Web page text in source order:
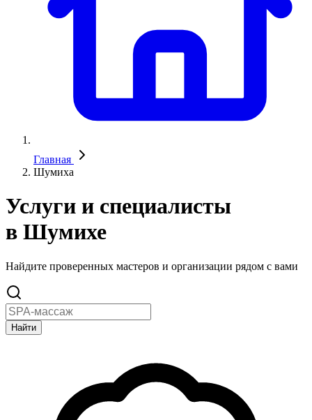
Главная
Шумиха
Услуги и специалисты
в Шумихе
Найдите проверенных мастеров и организации рядом с вами
Найти